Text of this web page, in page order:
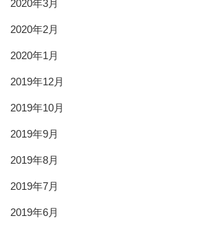
2020年3月
2020年2月
2020年1月
2019年12月
2019年10月
2019年9月
2019年8月
2019年7月
2019年6月